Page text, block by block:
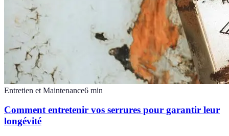
Entretien et Maintenance6 min
Comment entretenir vos serrures pour garantir leur
longévité